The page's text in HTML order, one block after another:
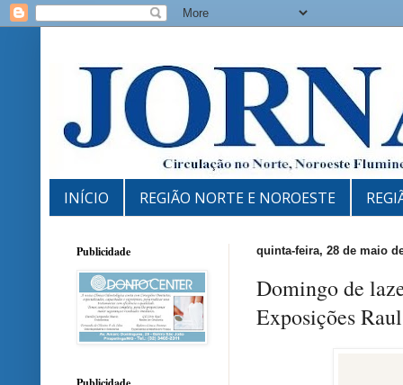
INÍCIO REGIÃO NORTE E NOROESTE
quinta-feira, 28 de maio
Domingo de
Exposições
Publicidade